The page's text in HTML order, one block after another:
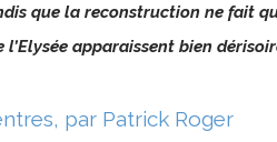
que la reconstruction ne fait
apparaissent bien
par Patrick Roger